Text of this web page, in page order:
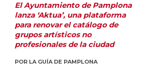
El Ayuntamiento de Pamplona
lanza ‘Aktua’, una plataforma
para renovar el catálogo de
grupos artísticos no
profesionales de la ciudad
POR LA GUÍA DE PAMPLONA